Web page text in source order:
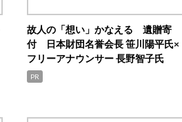
故人の「想い」かなえる 遺贈寄
付 日本財団名誉会長 笹川陽平氏×
フリーアナウンサー 長野智子氏
PR